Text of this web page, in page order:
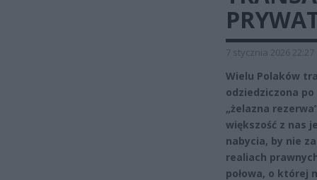
7 stycznia 2026 22:27
Wielu Polaków
odziedziczona
„żelazna
większość z nas
nabycia, by nie
realiach
połowa, o której